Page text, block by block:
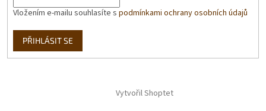
Vložením e-mailu souhlasíte s podmínkami ochrany osobních údajů
PŘIHLÁSIT SE
Vytvořil Shoptet